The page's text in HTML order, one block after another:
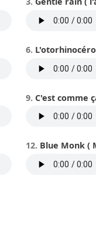
C'est comme
Blue Monk (